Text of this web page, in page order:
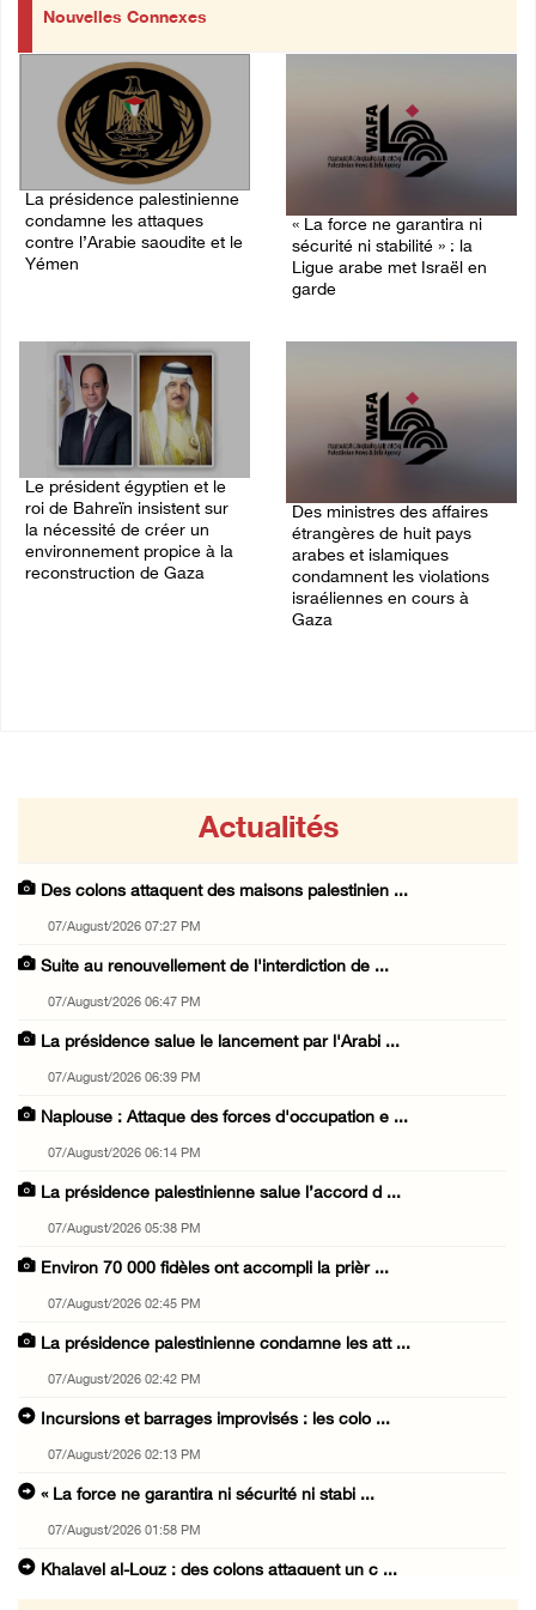
Nouvelles Connexes
La présidence palestinienne
condamne les attaques
contre l’Arabie saoudite et le
Yémen
« La force ne garantira ni
sécurité ni stabilité » : la
Ligue arabe met Israël en
garde
Le président égyptien et le
roi de Bahreïn insistent sur
la nécessité de créer un
environnement propice à la
reconstruction de Gaza
Des ministres des affaires
étrangères de huit pays
arabes et islamiques
condamnent les violations
israéliennes en cours à
Gaza
Actualités
Des colons attaquent des maisons palestinien ...
07/August/2026 07:27 PM
Suite au renouvellement de l'interdiction de ...
07/August/2026 06:47 PM
La présidence salue le lancement par l'Arabi ...
07/August/2026 06:39 PM
Naplouse : Attaque des forces d'occupation e ...
07/August/2026 06:14 PM
La présidence palestinienne salue l’accord d ...
07/August/2026 05:38 PM
Environ 70 000 fidèles ont accompli la prièr ...
07/August/2026 02:45 PM
La présidence palestinienne condamne les att ...
07/August/2026 02:42 PM
Incursions et barrages improvisés : les colo ...
07/August/2026 02:13 PM
« La force ne garantira ni sécurité ni stabi ...
07/August/2026 01:58 PM
Khalayel al-Louz : des colons attaquent un c ...